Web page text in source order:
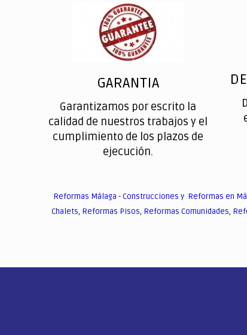
GARANTIA
Garantizamos por escrito la
calidad de nuestros trabajos y el
cumplimiento de los plazos de
ejecución.
Reformas Málaga -Construcciones y Reformas en
Chalets, Reformas Pisos, Reformas Comunidades,